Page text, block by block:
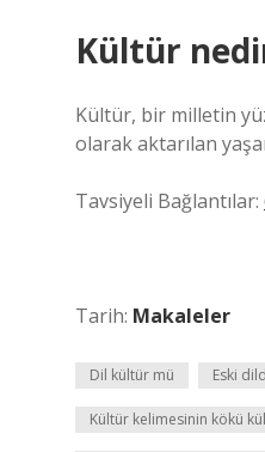
Kültür
Kültür, bir milletin
olarak aktarılan
Tavsiyeli Bağlantılar:
Tarih: Makaleler
Dil kültür mü Eski
Kültür kelimesinin kökü